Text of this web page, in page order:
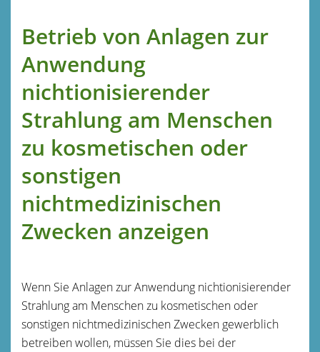
Betrieb von Anlagen zur
Anwendung
nichtionisierender
Strahlung am Menschen
zu kosmetischen oder
sonstigen
nichtmedizinischen
Zwecken anzeigen
Wenn Sie Anlagen zur Anwendung nichtionisierender
Strahlung am Menschen zu kosmetischen oder
sonstigen nichtmedizinischen Zwecken gewerblich
betreiben wollen, müssen Sie dies bei der